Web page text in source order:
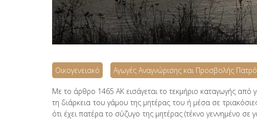
Οικογενειακό Αγωγές Αναγνώρισης και Προσβολής
Με το άρθρο 1465 ΑΚ εισάγεται το τεκμήριο καταγωγής
τη διάρκεια του γάμου της μητέρας του ή μέσα σε
ότι έχει πατέρα το σύζυγο της μητέρας (τέκνο γεννημένο σε